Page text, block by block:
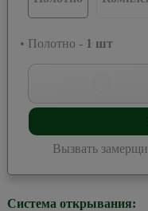
• Полотно - 1 шт
Вызвать
Система открывания: